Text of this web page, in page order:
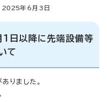
2025年6月3日
1日以降に先端設備等
て
りました。